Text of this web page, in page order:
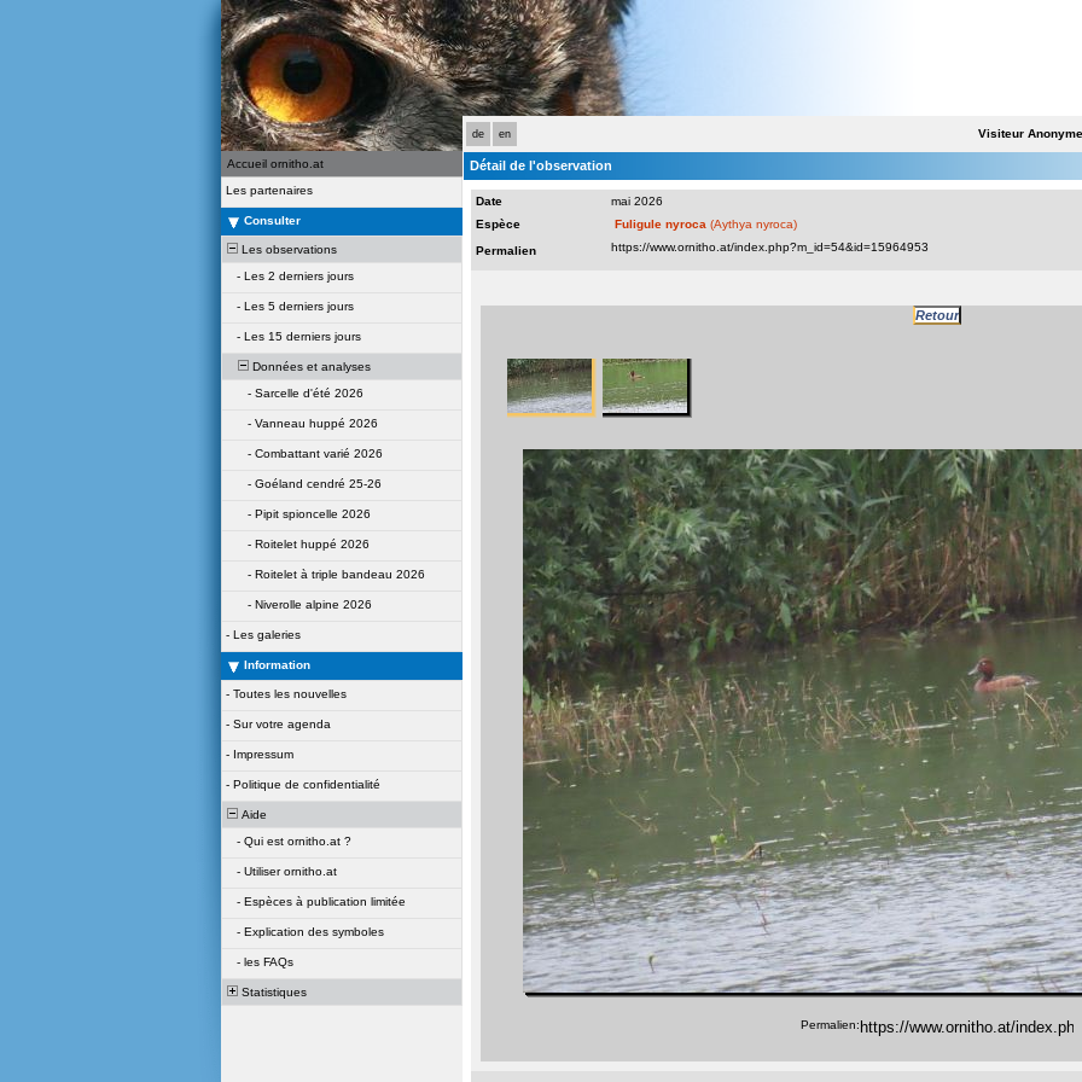
de en Visiteur Anonyme
Accueil ornitho.at
Les partenaires
Consulter
Les observations
- Les 2 derniers jours
- Les 5 derniers jours
- Les 15 derniers jours
Données et analyses
- Sarcelle d'été 2026
- Vanneau huppé 2026
- Combattant varié 2026
- Goéland cendré 25-26
- Pipit spioncelle 2026
- Roitelet huppé 2026
- Roitelet à triple bandeau 2026
- Niverolle alpine 2026
- Les galeries
Information
- Toutes les nouvelles
- Sur votre agenda
- Impressum
- Politique de confidentialité
Aide
- Qui est ornitho.at ?
- Utiliser ornitho.at
- Espèces à publication limitée
- Explication des symboles
- les FAQs
Statistiques
Détail de l'observation
Date
mai 2026
Espèce
Fuligule nyroca (Aythya nyroca)
Permalien
Permalien: